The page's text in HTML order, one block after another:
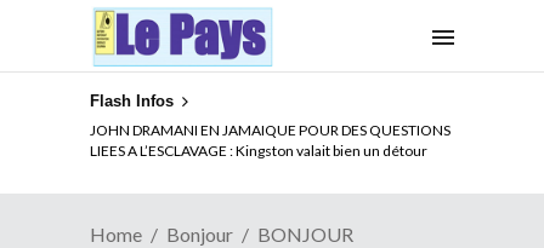
Flash Infos
JOHN DRAMANI EN JAMAIQUE POUR DES QUESTIONS
LIEES A L’ESCLAVAGE : Kingston valait bien un détour
Home Bonjour BONJOUR